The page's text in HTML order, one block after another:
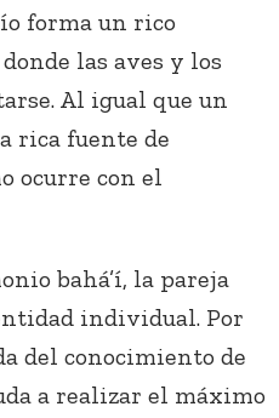
forma un rico
las aves y los
Al igual que un
rica fuente de
ocurre con el
bahá’í, la pareja
individual. Por
del conocimiento de
a realizar el máximo